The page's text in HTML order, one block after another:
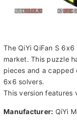
The QiYi QiFan S
market. This puzzle
pieces and a capped
6x6 solvers.
This version features
Manufacturer: QiYi